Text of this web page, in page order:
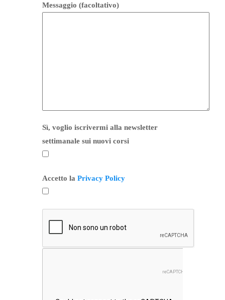
Messaggio (facoltativo)
Sì, voglio iscrivermi alla newsletter
settimanale sui nuovi corsi
Accetto la Privacy Policy